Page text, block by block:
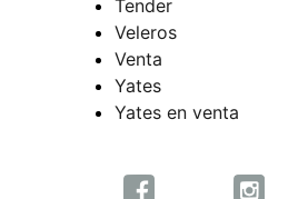
Tender
Veleros
Venta
Yates
Yates en venta